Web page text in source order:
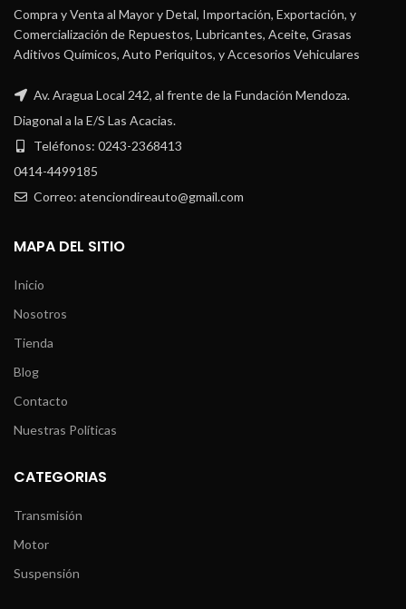
Compra y Venta al Mayor y Detal, Importación, Exportación, y
Comercialización de Repuestos, Lubricantes, Aceite, Grasas
Aditivos Químicos, Auto Periquitos, y Accesorios Vehiculares
Av. Aragua Local 242, al frente de la Fundación Mendoza.
Diagonal a la E/S Las Acacias.
Teléfonos: 0243-2368413
0414-4499185
Correo: atenciondireauto@gmail.com
MAPA DEL SITIO
Inicio
Nosotros
Tienda
Blog
Contacto
Nuestras Políticas
CATEGORIAS
Transmisión
Motor
Suspensión